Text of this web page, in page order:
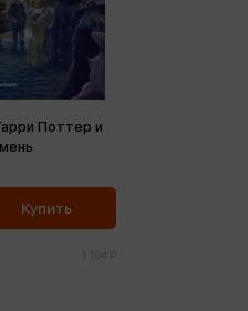
Поттер и
Купить